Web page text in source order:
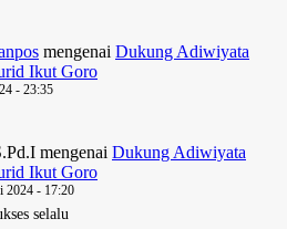
mengenai Dukung Adiwiyata
Ikut Goro
- 23:35
mengenai Dukung Adiwiyata
Ikut Goro
2024 - 17:20
selalu